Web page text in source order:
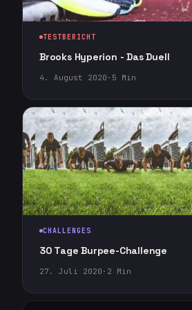
TESTBERICHT
Brooks Hyperion - Das Duell
4. August 2020 · 5 Min
CHALLENGES
30 Tage Burpee-Challenge
27. Juli 2020 · 2 Min